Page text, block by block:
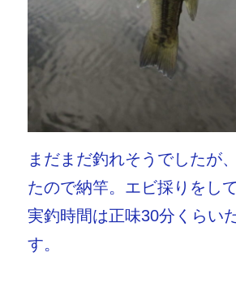
まだまだ釣れそうでしたが
たので納竿。エビ採りをし
実釣時間は正味30分くらい
す。